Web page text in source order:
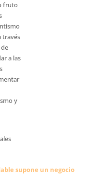
fruto
través
a las
y
supone un negocio